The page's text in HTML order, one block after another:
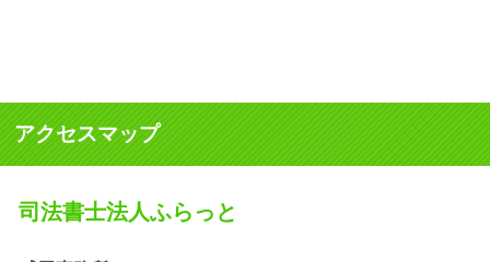
アクセスマップ
司法書士法人ふらっと